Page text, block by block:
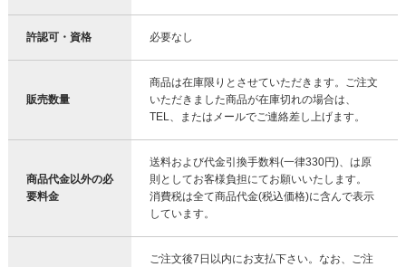
許認可・資格 必要なし
販売数量
商品は在庫限りとさせていただきます。ご注文
いただきました商品が在庫切れの場合は、
TEL、またはメールでご連絡差し上げます。
商品代金以外の必
要料金
送料および代金引換手数料(一律330円)、は原
則としてお客様負担にてお願いいたします。
消費税は全て商品代金(税込価格)に含んで表示
しています。
ご注文後7日以内にお支払下さい。なお、ご注